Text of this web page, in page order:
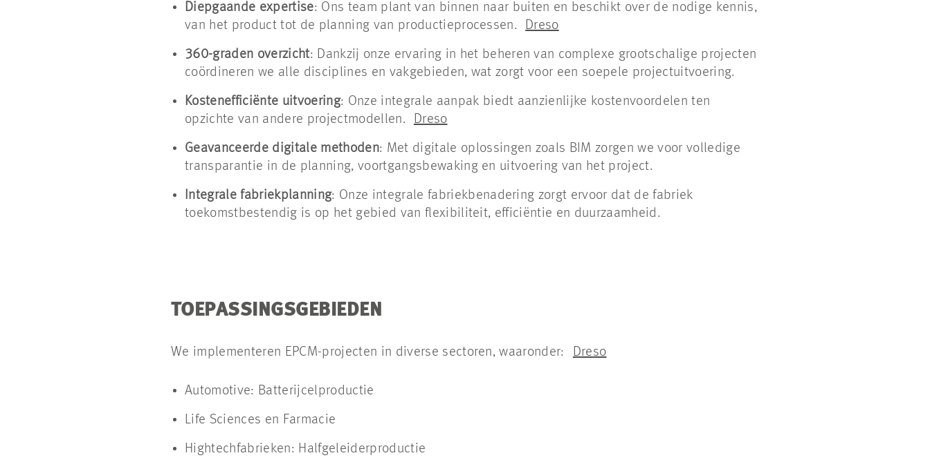
Diepgaande expertise: Ons team plant van binnen naar buiten en beschikt over de nodige kennis,
van het product tot de planning van productieprocessen.
Dreso
360-graden overzicht: Dankzij onze ervaring in het beheren van complexe grootschalige projecten
coördineren we alle disciplines en vakgebieden, wat zorgt voor een soepele projectuitvoering.
Kostenefficiënte uitvoering: Onze integrale aanpak biedt aanzienlijke kostenvoordelen ten
opzichte van andere projectmodellen.
Dreso
Geavanceerde digitale methoden: Met digitale oplossingen zoals BIM zorgen we voor volledige
transparantie in de planning, voortgangsbewaking en uitvoering van het project.
Integrale fabriekplanning: Onze integrale fabriekbenadering zorgt ervoor dat de fabriek
toekomstbestendig is op het gebied van flexibiliteit, efficiëntie en duurzaamheid.
TOEPASSINGSGEBIEDEN
We implementeren EPCM-projecten in diverse sectoren, waaronder: Dreso
Automotive: Batterijcelproductie
Life Sciences en Farmacie
Hightechfabrieken: Halfgeleiderproductie